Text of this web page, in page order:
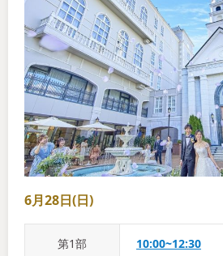
6月28日(日)
第1部 10:00~12:30